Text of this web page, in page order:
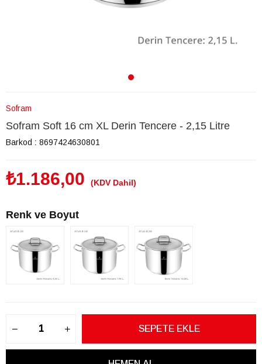
Sofram
Sofram Soft 16 cm XL Derin Tencere - 2,15 Litre
Barkod : 8697424630801
₺1.186,00 (KDV Dahil)
Renk ve Boyut